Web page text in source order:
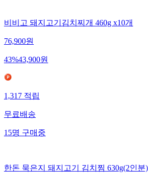
비비고 돼지고기김치찌개 460g x10개
76,900원
43%43,900원
1,317적립
무료배송
15명구매중
한돈 묵은지 돼지고기 김치찜 630g(2인분)